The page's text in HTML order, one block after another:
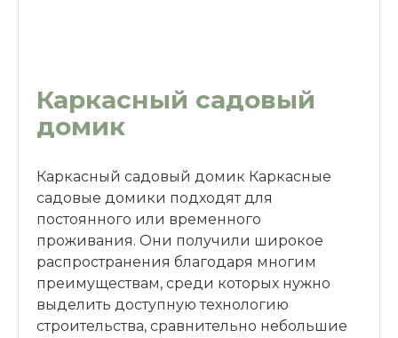
Каркасный садовый
домик
Каркасный садовый домик Каркасные
садовые домики подходят для
постоянного или временного
проживания. Они получили широкое
распространения благодаря многим
преимуществам, среди которых нужно
выделить доступную технологию
строительства, сравнительно небольшие